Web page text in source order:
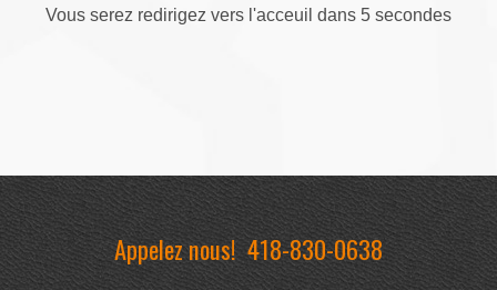
Vous serez redirigez vers l'acceuil dans 5 secondes
Appelez nous!418-830-0638